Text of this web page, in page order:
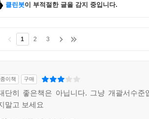
클린봇이 부적절한 글을 감지 중입니다.
1 2 3
종이책 구매
단히 좋은책은 아닙니다. 그냥 개괄서수준
말고 보세요